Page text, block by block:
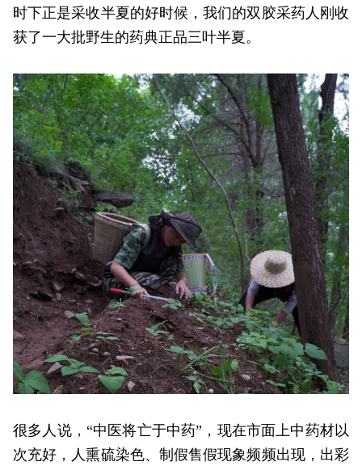
时下正是采收半夏的好时候，我们的双胶采药人刚收
获了一大批野生的药典正品三叶半夏。
很多人说，“中医将亡于中药”，现在市面上中药材以
次充好，人熏硫染色、制假售假现象频频出现，出彩